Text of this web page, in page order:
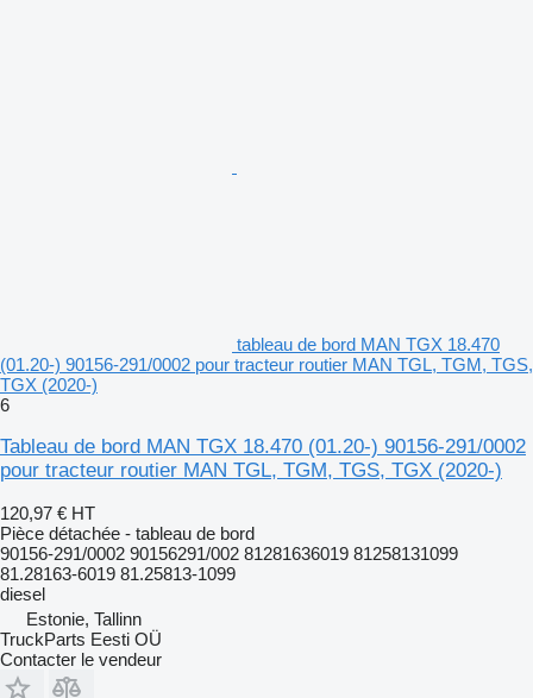
tableau de bord MAN TGX 18.470
(01.20-) 90156-291/0002 pour tracteur routier MAN TGL, TGM, TGS,
TGX (2020-)
6
Tableau de bord MAN TGX 18.470 (01.20-) 90156-291/0002
pour tracteur routier MAN TGL, TGM, TGS, TGX (2020-)
120,97 € HT
Pièce détachée - tableau de bord
90156-291/0002 90156291/002 81281636019 81258131099
81.28163-6019 81.25813-1099
diesel
Estonie, Tallinn
TruckParts Eesti OÜ
Contacter le vendeur